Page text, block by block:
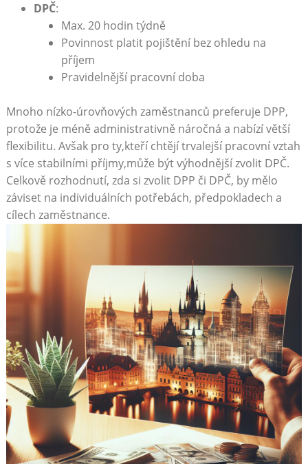
DPČ:
Max. 20 hodin týdně
Povinnost platit pojištění bez ohledu na
příjem
Pravidelnější pracovní doba
Mnoho nízko-úrovňových zaměstnanců preferuje DPP,
protože je méně administrativně náročná a nabízí větší
flexibilitu. Avšak pro ty,kteří chtějí trvalejší pracovní vztah
s více stabilními příjmy,může být výhodnější zvolit DPČ.
Celkově rozhodnutí, zda si zvolit DPP či DPČ, by mělo
záviset na individuálních potřebách, předpokladech a
cílech zaměstnance.